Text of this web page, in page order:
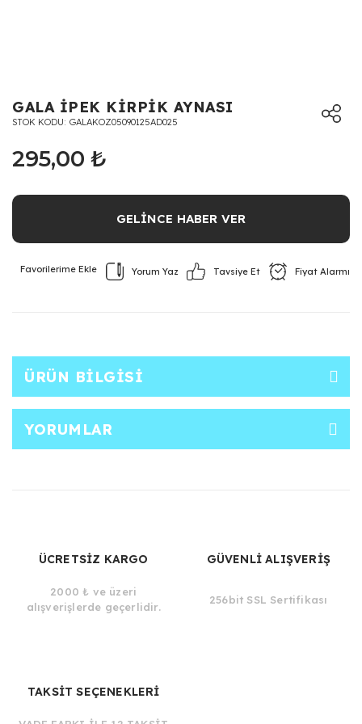
GALA İPEK KİRPİK AYNASI
STOK KODU GALAKOZ05090125AD025
295,00 ₺
GELİNCE HABER VER
Yorum Yaz Tavsiye Et Fiyat Alarmı
ÜRÜN BILGISI
YORUMLAR
ÜCRETSİZ KARGO
2000 ₺ ve üzeri
alışverişlerde geçerlidir.
GÜVENLİ ALIŞVERİŞ
256bit SSL Sertifikası
TAKSİT SEÇENEKLERİ